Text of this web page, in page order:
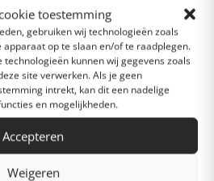
toestemming
gebruiken wij technologieën zoals
op te slaan en/of te raadplegen.
kunnen wij gegevens zoals
site verwerken. Als je geen
intrekt, kan dit een nadelige
en mogelijkheden.
Accepteren
Weigeren